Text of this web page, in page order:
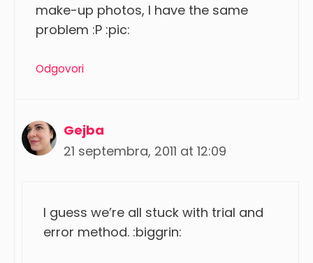
make-up photos, I have the same
problem :P :pic:
Odgovori
Gejba
21 septembra, 2011 at 12:09
I guess we’re all stuck with trial and
error method. :biggrin: